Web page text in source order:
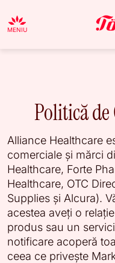
MENIU
Politică
Alliance Healthcare
comerciale și mărci
Healthcare, Forte
Healthcare, OTC
Supplies și Alcura).
acestea aveți o
produs sau un
notificare acoperă
ceea ce privește